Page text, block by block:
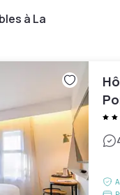
à La